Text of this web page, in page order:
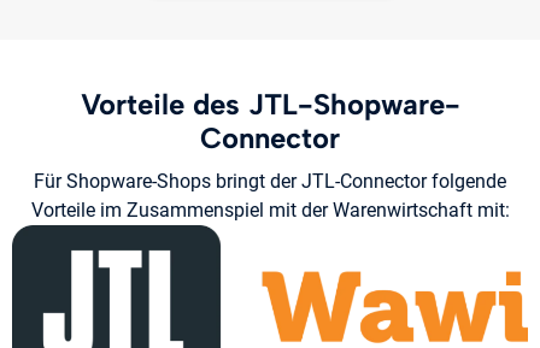
Vorteile des JTL-Shopware-
Connector
Für Shopware-Shops bringt der JTL-Connector folgende
Vorteile im Zusammenspiel mit der Warenwirtschaft mit: